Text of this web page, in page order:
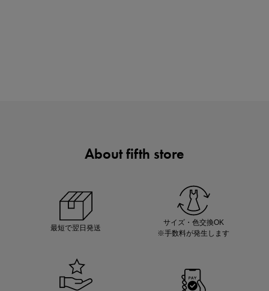
About fifth store
最短で翌日発送
サイズ・色交換OK
※手数料が発生します